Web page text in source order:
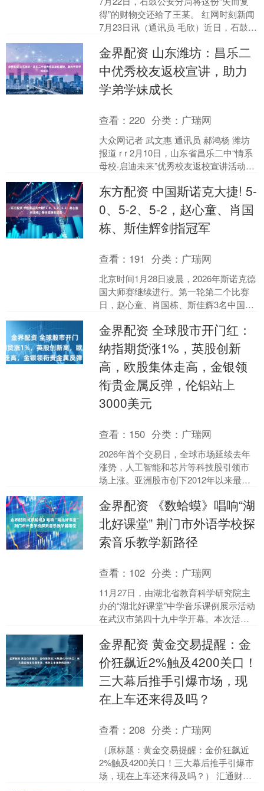
得”的财物交还给了王某。 红网时刻新闻
7月23日讯（通讯员 毛欣）近日，石鼓公
出物为30....
金界配资 山东潍坊：昌乐二
中优秀校友返校宣讲，助力
学弟学妹成长
查看：220 分类： 广瑞网
大众网记者 武文惠 通讯员 郝鸿杨 潍坊
报道 r r 2月10日，山东省昌乐二中“情系
母校·启迪未来”优秀校友返校宣讲活动在
括....
东方配资 中国斯诺克大捷! 5-
0、5-2、5-2，赵心童、肖国
栋、斯佳辉剑指冠军
查看： 191 分类： 广瑞网
北京时间1月28日凌晨，2026年斯诺克德
国大师赛继续进行。第一轮第二个比赛
日，赵心童、肖国栋、斯佳辉3名中国选
以5-0赢得与....
金界配资 全球股市开门红：
纳指期货涨1%，英股创新
高，欧股集体走高，金银领
衔贵金属反弹，伦铝站上
3000美元
查看： 150 分类： 广瑞网
2026年首个交易日，全球市场延续去年
涨势，人工智能和芯片等科技股引领市
场上涨。亚洲股市创下2012年以来最佳
期货上涨1%....
金界配资 《数蛤蟆》唱响“湖
北好课堂” 荆门市外语学校探
索音乐教学新路径
查看： 102 分类： 广瑞网
11月27日，由湖北省教育科学研究院主
办的“湖北好课堂”中学音乐课例展示活动
在武汉市第四十九中学开幕。本次活动
研讨，旨在深化课....
金界配资 黄金交易提醒：金
价狂飙近2%触及4200关口！
三大幕后推手引爆市场，现
在上车还来得及吗？
查看：208 分类： 广瑞网
（原标题：黄金交易提醒：金价狂飙近
2%触及4200关口！三大幕后推手引爆市
场，现在上车还来得及吗？） 汇通财经